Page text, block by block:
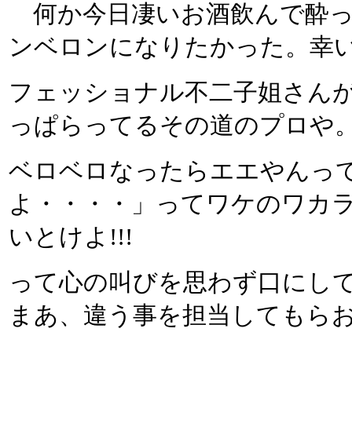
何か今日凄いお酒飲んで酔
ンベロンになりたかった。幸
フェッショナル不二子姐さん
っぱらってるその道のプロや
ベロベロなったらエエやんっ
よ・・・・」ってワケのワカ
いとけよ!!!
って心の叫びを思わず口にし
まあ、違う事を担当してもら